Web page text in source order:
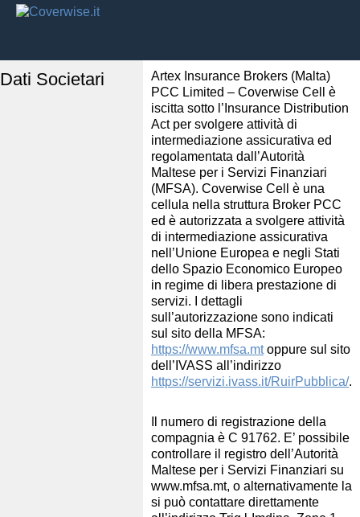
Dati Societari
Artex Insurance Brokers (Malta)
PCC Limited – Coverwise Cell è
iscitta sotto l’Insurance Distribution
Act per svolgere attività di
intermediazione assicurativa ed
regolamentata dall’Autorità
Maltese per i Servizi Finanziari
(MFSA). Coverwise Cell è una
cellula nella struttura Broker PCC
ed è autorizzata a svolgere attività
di intermediazione assicurativa
nell’Unione Europea e negli Stati
dello Spazio Economico Europeo
in regime di libera prestazione di
servizi. I dettagli
sull’autorizzazione sono indicati
sul sito della MFSA:
https://www.mfsa.mtoppure sul sito
dell’IVASS all’indirizzo
https://servizi.ivass.it/RuirPubblica/.
Il numero di registrazione della
compagnia è C 91762. E’ possibile
controllare il registro dell’Autorità
Maltese per i Servizi Finanziari su
www.mfsa.mt, o alternativamente la
si può contattare direttamente